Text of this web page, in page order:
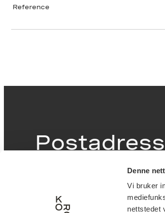
Denne
Vi bruker
nettstedet
Reference
0130 Oslo